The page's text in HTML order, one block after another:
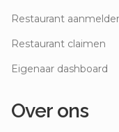
Restaurant
Restaurant claimen
Eigenaar dashboard
Over ons